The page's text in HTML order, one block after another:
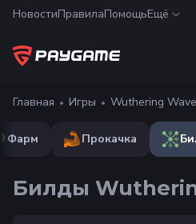
НовостиПравилаПомощьЕщё
Главная Игры Wuthering
Фарм Прокачка
Билды